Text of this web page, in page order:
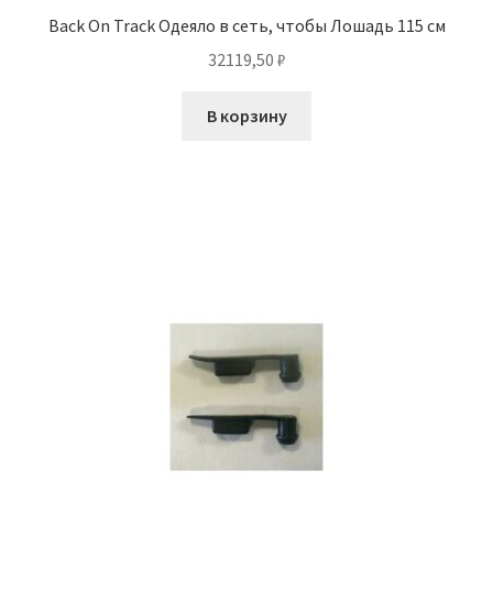
Back On Track Одеяло в сеть, чтобы Лошадь 115 см
32119,50 ₽
В корзину